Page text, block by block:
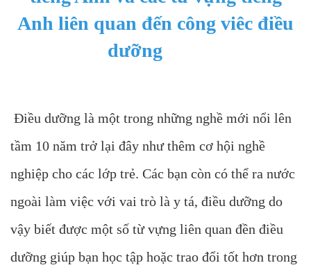
Anh liên quan đến công viêc điều
dưỡng
Điều dưỡng là một trong những nghề mới nổi lên
tầm 10 năm trở lại đây như thêm cơ hội nghề
nghiệp cho các lớp trẻ. Các bạn còn có thể ra nước
ngoài làm việc với vai trò là y tá, điều dưỡng do
vậy biết được một số từ vựng liên quan đền điều
dưỡng giúp bạn học tập hoặc trao đổi tốt hơn trong